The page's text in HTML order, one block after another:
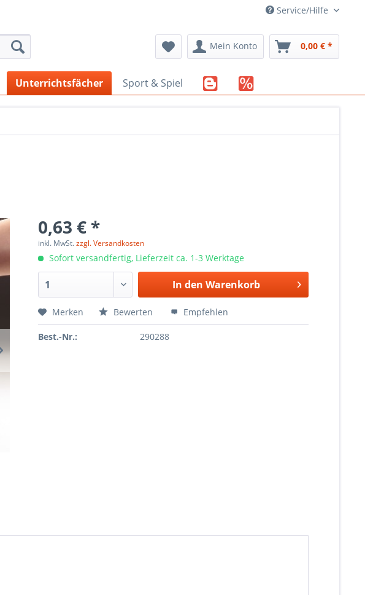
Service/Hilfe
Mein Konto 0,00 € *
Unterrichtsfächer Sport & Spiel
0,63 € *
inkl. MwSt.zzgl. Versandkosten
Sofort versandfertig, Lieferzeit ca. 1-3 Werktage
In den Warenkorb
Merken Bewerten Empfehlen
Best.-Nr.: 290288